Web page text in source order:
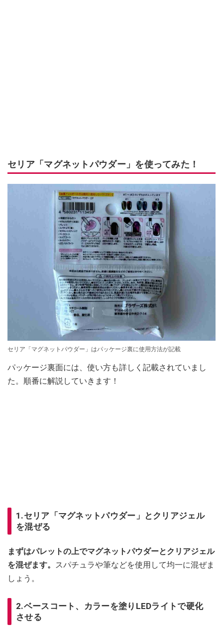
セリア「マグネットパウダー」を使ってみた！
セリア「マグネットパウダー」はパッケージ裏に使用方法が記載
パッケージ裏面には、使い方も詳しく記載されていまし
た。順番に解説していきます！
1.セリア「マグネットパウダー」とクリアジェル
を混ぜる
まずはパレットの上でマグネットパウダーとクリアジェル
を混ぜます。
スパチュラや筆などを使用して均一に混ぜま
しょう。
2.ベースコート、カラーを塗りLEDライトで硬化
させる